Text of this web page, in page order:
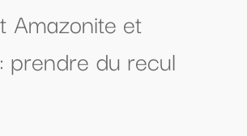
Amazonite et
prendre du recul